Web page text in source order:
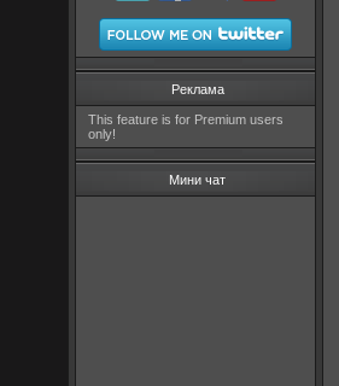
Реклама
This feature is for Premium users
only!
Мини чат